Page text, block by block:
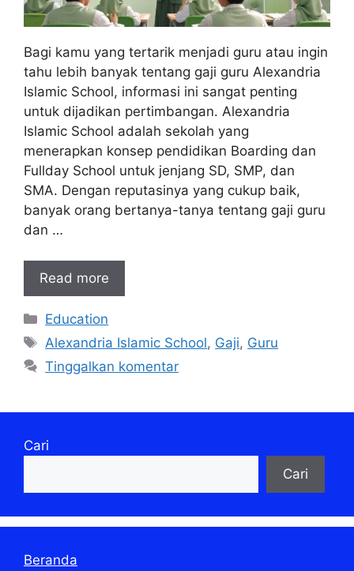
Bagi kamu yang tertarik menjadi guru atau ingin
tahu lebih banyak tentang gaji guru Alexandria
Islamic School, informasi ini sangat penting
untuk dijadikan pertimbangan. Alexandria
Islamic School adalah sekolah yang
menerapkan konsep pendidikan Boarding dan
Fullday School untuk jenjang SD, SMP, dan
SMA. Dengan reputasinya yang cukup baik,
banyak orang bertanya-tanya tentang gaji guru
dan …
Read more
Kategori
Education
Tag
Alexandria Islamic School, Gaji, Guru
Tinggalkan komentar
Cari
Cari
Beranda